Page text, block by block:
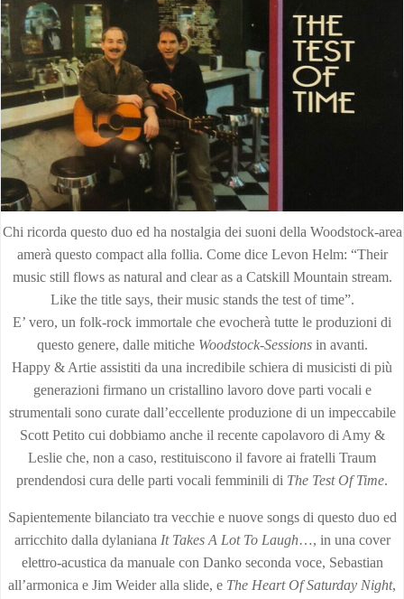
Chi ricorda questo duo ed ha nostalgia dei suoni della Woodstock-area
amerà questo compact alla follia. Come dice Levon Helm: “Their
music still flows as natural and clear as a Catskill Mountain stream.
Like the title says, their music stands the test of time”.
E’ vero, un folk-rock immortale che evocherà tutte le produzioni di
questo genere, dalle mitiche Woodstock-Sessionsin avanti.
Happy & Artie assistiti da una incredibile schiera di musicisti di più
generazioni firmano un cristallino lavoro dove parti vocali e
strumentali sono curate dall’eccellente produzione di un impeccabile
Scott Petito cui dobbiamo anche il recente capolavoro di Amy &
Leslie che, non a caso, restituiscono il favore ai fratelli Traum
prendendosi cura delle parti vocali femminili di The Test Of Time.
Sapientemente bilanciato tra vecchie e nuove songs di questo duo ed
arricchito dalla dylaniana It Takes A Lot To Laugh…, in una cover
elettro-acustica da manuale con Danko seconda voce, Sebastian
all’armonica e Jim Weider alla slide, e The Heart Of Saturday Night,